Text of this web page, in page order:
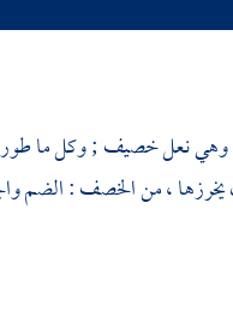
نعل خصيف ; وكل ما
، من الخصف : الضم